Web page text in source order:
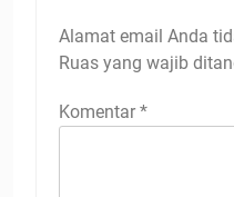
Alamat email Anda
Ruas yang wajib
Komentar *